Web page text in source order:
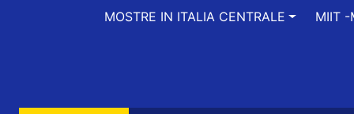
MOSTRE IN ITALIA CENTRALE MIIT -